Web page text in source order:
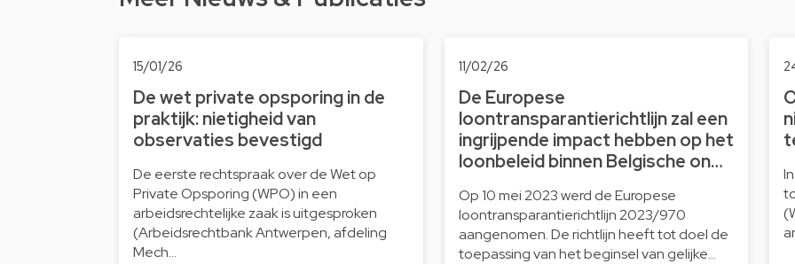
15/01/26
De wet private opsporing in de
praktijk: nietigheid van
observaties bevestigd
De eerste rechtspraak over de Wet op
Private Opsporing (WPO) in een
arbeidsrechtelijke zaak is uitgesproken
(Arbeidsrechtbank Antwerpen, afdeling
Mech…
11/02/26
De Europese
loontransparantierichtlijn zal een
ingrijpende impact hebben op het
loonbeleid binnen Belgische on…
Op 10 mei 2023 werd de Europese
loontransparantierichtlijn 2023/970
aangenomen. De richtlijn heeft tot doel de
toepassing van het beginsel van gelijke…